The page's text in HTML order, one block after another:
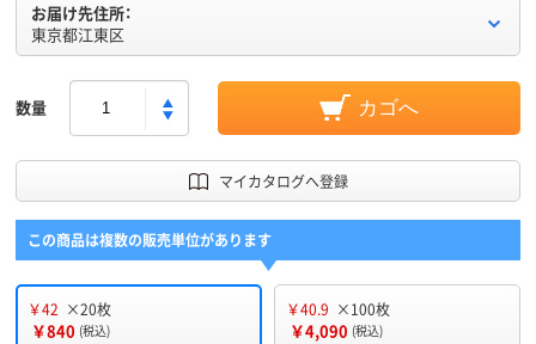
お届け先住所：
東京都江東区
数量 カゴへ
マイカタログへ登録
この商品は複数の販売単位があります
￥42 ×20枚
￥840 (税込)
￥40.9 ×100枚
￥4,090 (税込)